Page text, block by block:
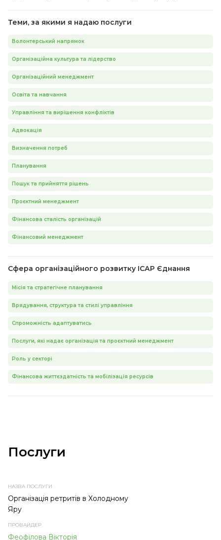
Теми, за якими я надаю послуги
Волонтерський напрямок
Організаційна культура та лідерство
Організаційний менеджмент
Освіта та навчання
Управління та вирішення конфліктів
Адвокація
Визначення потреб
Планування
Пошук та прийняття рішень
Проєктний менеджмент
Фінансова сталість організацій
Фінансовий менеджмент
Сфера організаційного розвитку ІСАР Єднання
Місія та стратегічне планування
Врядування, структура та стилі управління
Спроможність адаптуватись
Послуги, які надає організація та проєктний менеджмент
Роль у секторі
Фінансова життєздатність та мобілізація ресурсів
Послуги
НАЗВА ПРОВАЙДЕР
Організація ретритів в Холодному
Яру
Феофілова Вікторія